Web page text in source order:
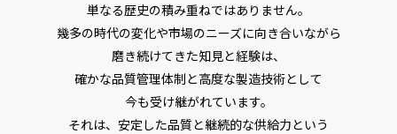
単なる歴史の積み重ねではありません。
幾多の時代の変化や市場のニーズに向き合いながら
磨き続けてきた知見と経験は、
確かな品質管理体制と高度な製造技術として
今も受け継がれています。
それは、安定した品質と継続的な供給力という